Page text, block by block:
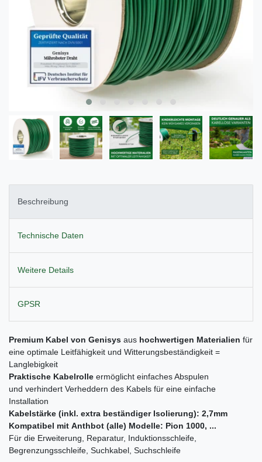
Beschreibung
Technische Daten
Weitere Details
GPSR
Premium Kabel von Genisys aus hochwertigen Materialien für
eine optimale Leitfähigkeit und Witterungsbeständigkeit =
Langlebigkeit
Praktische Kabelrolle ermöglicht einfaches Abspulen
und verhindert Verheddern des Kabels für eine einfache
Installation
Kabelstärke (inkl. extra beständiger Isolierung): 2,7mm
Kompatibel mit Anthbot (alle) Modelle: Pion 1000, ...
Für die Erweiterung, Reparatur, Induktionsschleife,
Begrenzungsschleife, Suchkabel, Suchschleife